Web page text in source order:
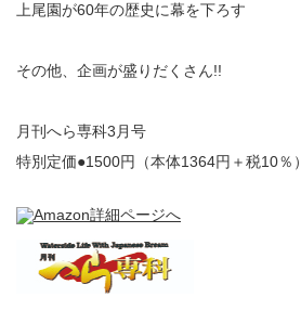
上尾園が60年の歴史に幕を下ろす
その他、企画が盛りだくさん!!
月刊へら専科3月号
特別定価●1500円（本体1364円＋税10％）